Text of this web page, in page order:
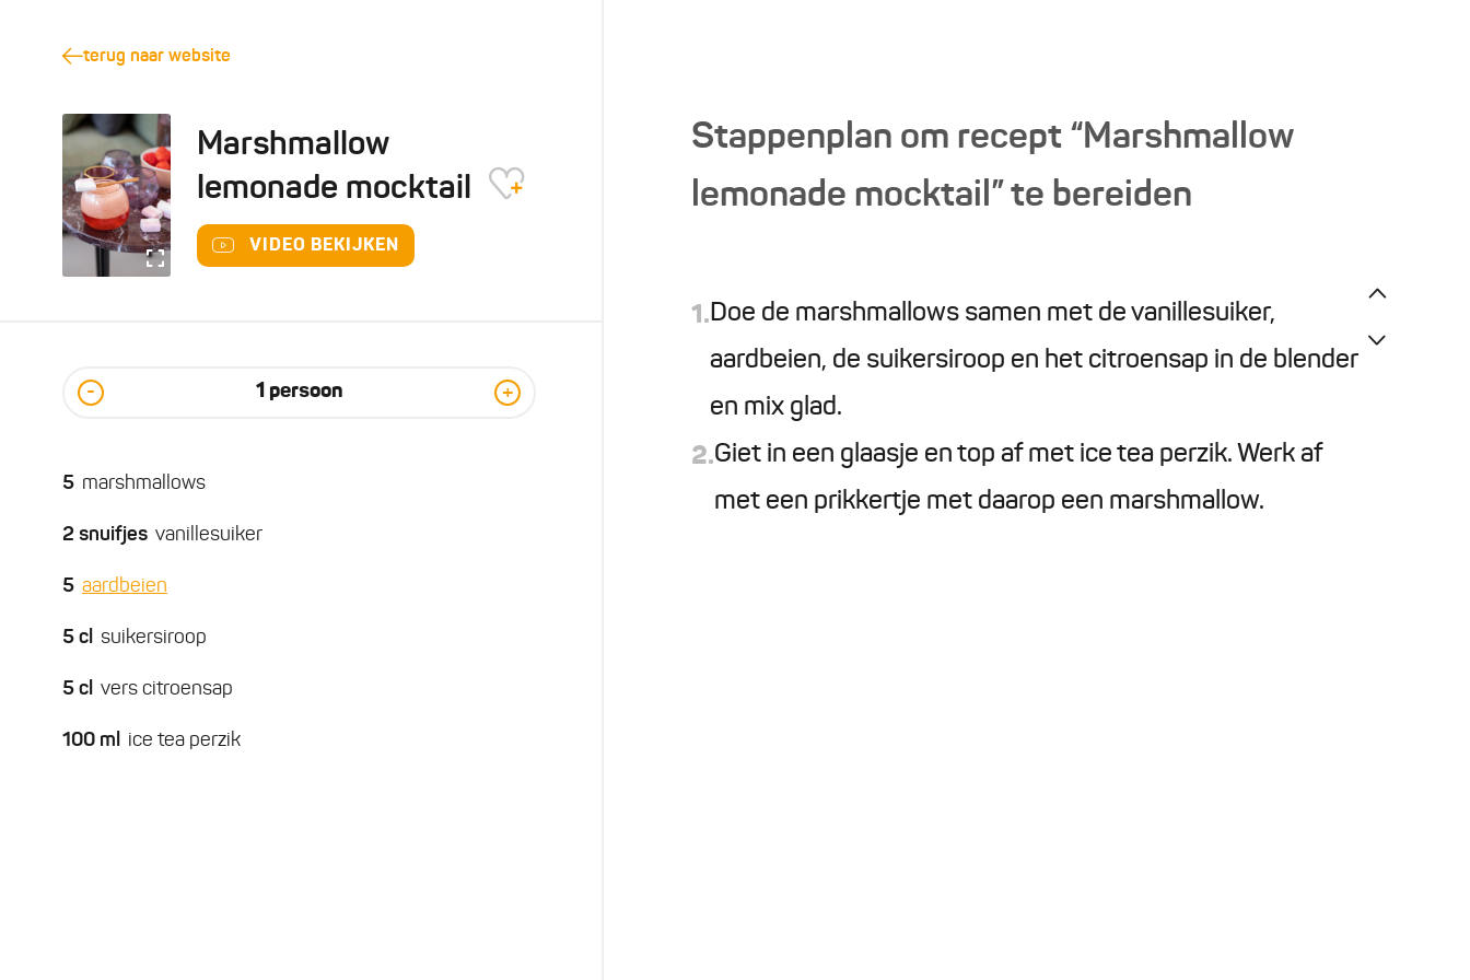
terug naar website
Marshmallow
lemonade mocktail
VIDEO BEKIJKEN
- 1 persoon +
5 marshmallows
2 snuifjes vanillesuiker
5 aardbeien
5 cl suikersiroop
5 cl vers citroensap
100 ml ice tea perzik
Stappenplan om recept “Marshmallow
lemonade mocktail” te bereiden
1.Doe de marshmallows samen met de vanillesuiker,
aardbeien, de suikersiroop en het citroensap in de blender
en mix glad.
2.Giet in een glaasje en top af met ice tea perzik. Werk af
met een prikkertje met daarop een marshmallow.